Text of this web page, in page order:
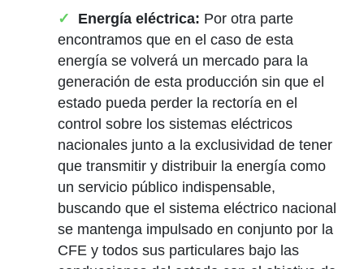
Energía eléctrica: Por otra parte
encontramos que en el caso de esta
energía se volverá un mercado para la
generación de esta producción sin que el
estado pueda perder la rectoría en el
control sobre los sistemas eléctricos
nacionales junto a la exclusividad de tener
que transmitir y distribuir la energía como
un servicio público indispensable,
buscando que el sistema eléctrico nacional
se mantenga impulsado en conjunto por la
CFE y todos sus particulares bajo las